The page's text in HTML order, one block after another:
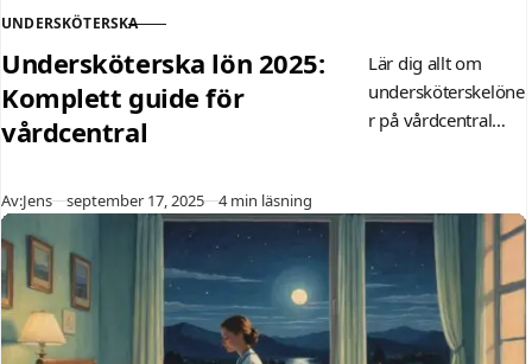
KATEGORI
UNDERSKÖTERSKA
Undersköterska lön 2025:
Komplett guide för
vårdcentral
Lär dig allt om
undersköterskelöne
r på vårdcentral
Se aktuell statistik
och tips för bättre
lön i vår kompletta
guide.
Av:Jens Publicerad
september 17, 2025 4 min läsning